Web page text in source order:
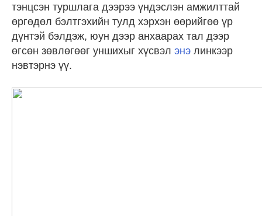
тэнцсэн туршлага дээрээ үндэслэн амжилттай
өргөдөл бэлтгэхийн тулд хэрхэн өөрийгөө үр
дүнтэй бэлдэж, юун дээр анхаарах тал дээр
өгсөн зөвлөгөөг уншихыг хүсвэл энэ линкээр
нэвтэрнэ үү.